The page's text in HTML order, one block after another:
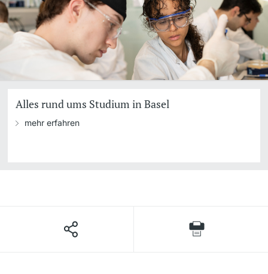
Alles rund ums Studium in Basel
mehr erfahren